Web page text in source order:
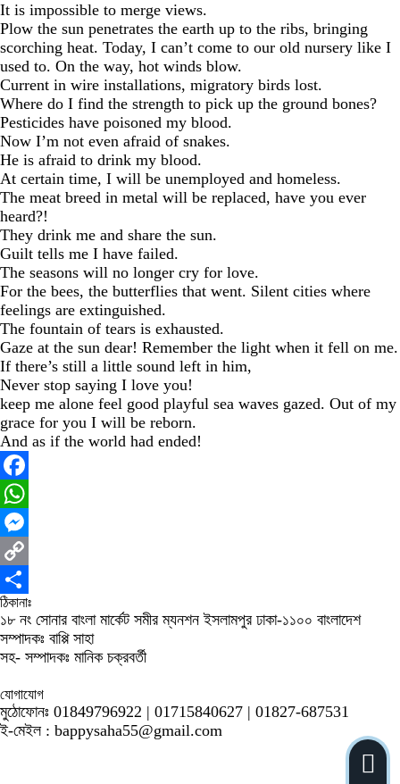
It is impossible to merge views.
Plow the sun penetrates the earth up to the ribs, bringing
scorching heat. Today, I can’t come to our old nursery like I
used to. On the way, hot winds blow.
Current in wire installations, migratory birds lost.
Where do I find the strength to pick up the ground bones?
Pesticides have poisoned my blood.
Now I’m not even afraid of snakes.
He is afraid to drink my blood.
At certain time, I will be unemployed and homeless.
The meat breed in metal will be replaced, have you ever
heard?!
They drink me and share the sun.
Guilt tells me I have failed.
The seasons will no longer cry for love.
For the bees, the butterflies that went. Silent cities where
feelings are extinguished.
The fountain of tears is exhausted.
Gaze at the sun dear! Remember the light when it fell on me.
If there’s still a little sound left in him,
Never stop saying I love you!
keep me alone feel good playful sea waves gazed. Out of my
grace for you I will be reborn.
And as if the world had ended!
Facebook
WhatsApp
Messenger
Copy
Link
Share
ঠিকানাঃ
১৮ নং সোনার বাংলা মার্কেট সমীর ম্যনশন ইসলামপুর ঢাকা-১১০০ বাংলাদেশ
সম্পাদকঃ বাপ্পি সাহা
সহ- সম্পাদকঃ মানিক চক্রবর্তী
যোগাযোগ
মুঠোফোনঃ 01849796922 | 01715840627 | 01827-687531
ই-মেইল : bappysaha55@gmail.com